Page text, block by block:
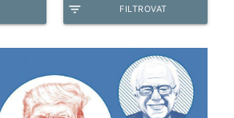
filter_list FILTROVAT